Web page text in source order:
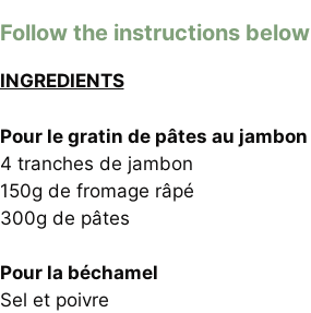
Follow the instructions below
INGREDIENTS
Pour le gratin de pâtes au jambon
4 tranches de jambon
150g de fromage râpé
300g de pâtes
Pour la béchamel
Sel et poivre